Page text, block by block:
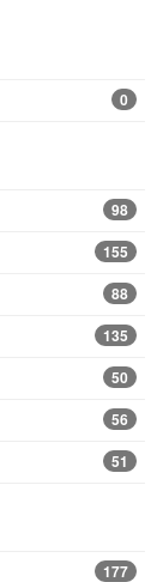
0
98
155
88
135
50
56
51
177